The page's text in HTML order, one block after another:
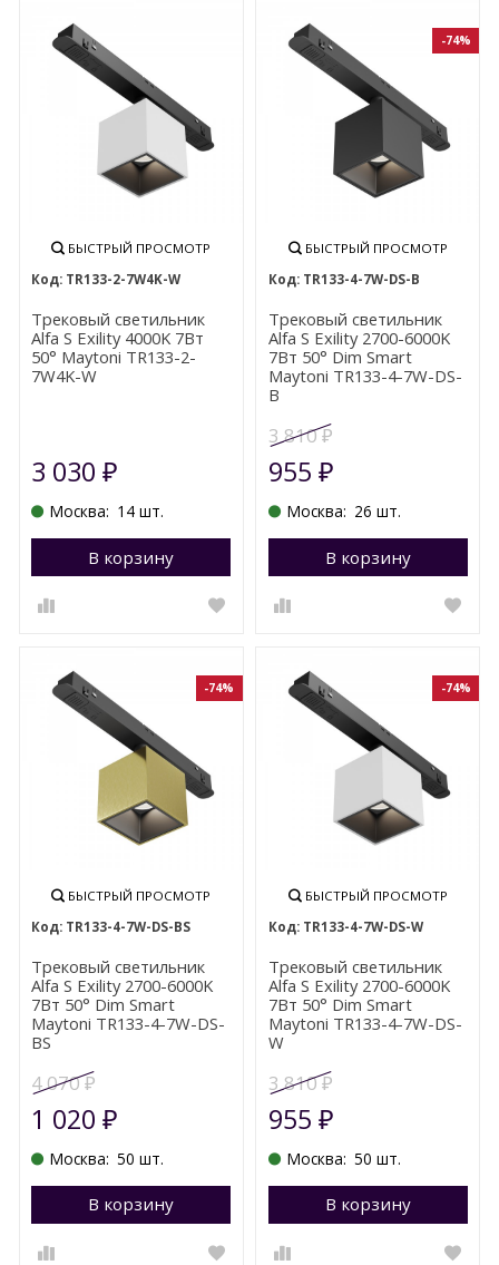
БЫСТРЫЙ ПРОСМОТР
TR133-2-7W4K-W
Трековый светильник
Alfa S Exility 4000K 7Вт
50° Maytoni TR133-2-
7W4K-W
3 030₽
Москва: 14 шт.
В корзину Перейти в корзину
-74%
БЫСТРЫЙ ПРОСМОТР
TR133-4-7W-DS-B
Трековый светильник
Alfa S Exility 2700-6000K
7Вт 50° Dim Smart
Maytoni TR133-4-7W-DS-
B
3 810₽
955 ₽
Москва: 26 шт.
В корзину
-74%
БЫСТРЫЙ ПРОСМОТР
TR133-4-7W-DS-BS
Трековый светильник
Alfa S Exility 2700-6000K
7Вт 50° Dim Smart
Maytoni TR133-4-7W-DS-
BS
4 070₽
1 020₽
Москва: 50 шт.
В корзину Перейти в корзину
-74%
БЫСТРЫЙ ПРОСМОТР
TR133-4-7W-DS-W
Трековый светильник
Alfa S Exility 2700-6000K
7Вт 50° Dim Smart
Maytoni TR133-4-7W-DS-
W
3 810₽
955 ₽
Москва: 50 шт.
В корзину